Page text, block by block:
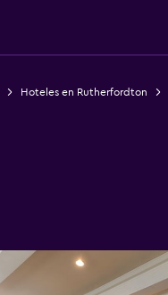
Hoteles en Rutherfordton